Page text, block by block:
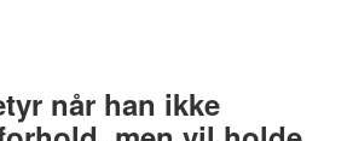
når han ikke